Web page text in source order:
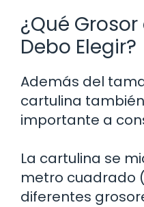
¿Qué
Debo Elegir?
Además del
cartulina
importante a
La cartulina se
metro cuadrado
diferentes